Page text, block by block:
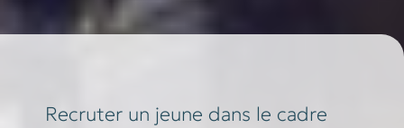
Recruter un jeune dans le cadre